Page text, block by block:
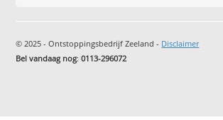
© 2025 - Ontstoppingsbedrijf Zeeland - Disclaimer
Bel vandaag nog:0113-296072